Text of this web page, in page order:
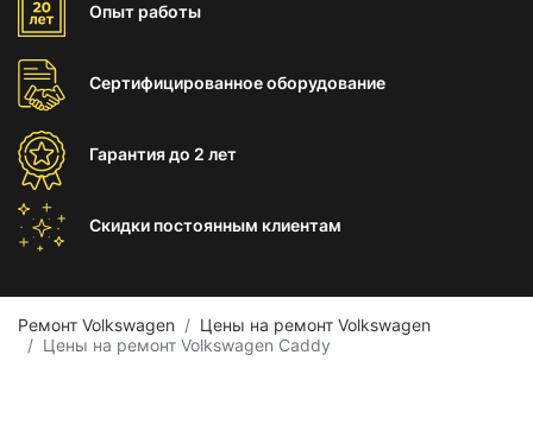
Опыт работы
Сертифицированноеоборудование
Гарантиядо 2 лет
Скидки постоянным клиентам
Ремонт Volkswagen
Цены на ремонт Volkswagen
Цены на ремонт Volkswagen Caddy